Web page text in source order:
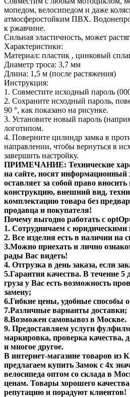
мопедом, велосипедом и даже
атмосферостойким ПВХ.
к ржавчине.
Сильная эластичность, может
Характеристики:
Материал: пластик , цинковый
Диаметр троса: 3,7 мм
Длина: 1,5 м (после растяжения)
Инструкция:
1. Совместите исходный пароль
2. Сохраните исходный пароль,
90 °, как показано на рисунке.
3. Установите новый пароль
логотипом.
4. Поверните цилиндр замка в
направлении, чтобы вернуться в
завершить настройку.
ПРИМЕЧАНИЕ: Технические
на сайте, носят информационный
оставляет за собой право
конструкцию, внешний вид,
комплектацию товара без
продавца и покупателя!
Почему выгодно работать с
1. Сотрудничаем с
2. Все изделия есть в наличии на
3.Можно приехать и лично
рады Вас видеть!
4. Отгрузка в день заказа, если
5.Гарантия качества. В течение 5
груза у Вас есть возможность
замену;
6.Гибкие цены, удобные способы
7.Различные варианты доставки;
8.Возможен самовывоз в Москве.
9. Предоставляем услуги
маркировка, проверка качества,
и многое другое.
В интернет-магазине товаров из
предлагаем купить Замок с 4х
велосипеда оптом со склада в
ценам. Товары хорошего
репутацию и порадуют клиентов!